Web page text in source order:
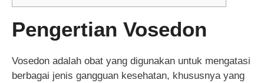
Pengertian Vosedon
Vosedon adalah obat yang digunakan untuk mengatasi
berbagai jenis gangguan kesehatan, khususnya yang